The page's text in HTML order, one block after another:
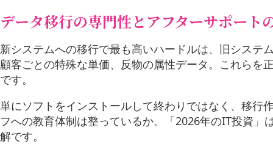
データ移行の専門性とアフターサポート
新システムへの移行で最も高いハードルは、旧システ
顧客ごとの特殊な単価、反物の属性データ。これらを
です。
単にソフトをインストールして終わりではなく、移行
フへの教育体制は整っているか。「2026年のIT投資
解です。